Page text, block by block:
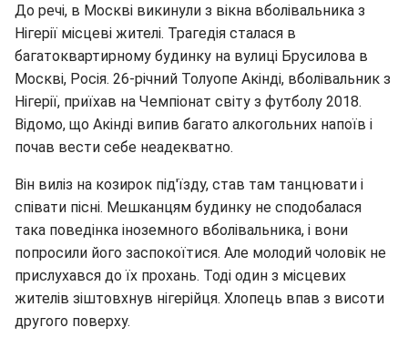
До речі, в Москві викинули з вікна вболівальника з
Нігерії місцеві жителі. Трагедія сталася в
багатоквартирному будинку на вулиці Брусилова в
Москві, Росія. 26-річний Толуопе Акінді, вболівальник з
Нігерії, приїхав на Чемпіонат світу з футболу 2018.
Відомо, що Акінді випив багато алкогольних напоїв і
почав вести себе неадекватно.
Він виліз на козирок під'їзду, став там танцювати і
співати пісні. Мешканцям будинку не сподобалася
така поведінка іноземного вболівальника, і вони
попросили його заспокоїтися. Але молодий чоловік не
прислухався до їх прохань. Тоді один з місцевих
жителів зіштовхнув нігерійця. Хлопець впав з висоти
другого поверху.